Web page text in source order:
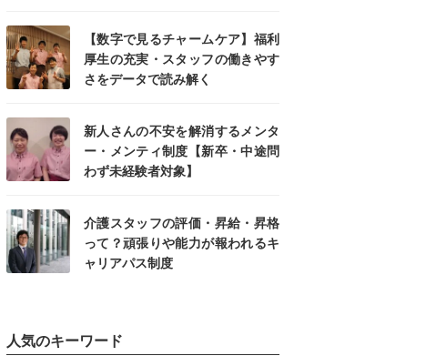
【数字で見るチャームケア】福利
厚生の充実・スタッフの働きやす
さをデータで読み解く
新人さんの不安を解消するメンタ
ー・メンティ制度【新卒・中途問
わず未経験者対象】
介護スタッフの評価・昇給・昇格
って？頑張りや能力が報われるキ
ャリアパス制度
人気のキーワード